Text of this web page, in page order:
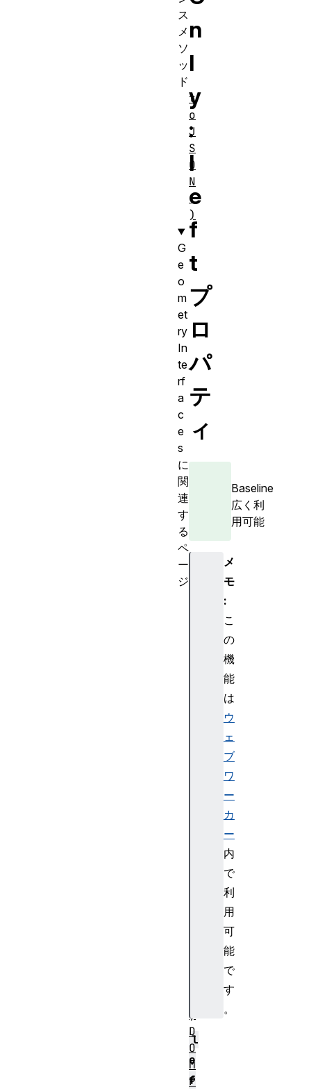
n
l
y
:
l
e
f
t
プ
ロ
パ
テ
ィ
Baseline
広く利
用可能
メ
モ
:
こ
の
機
能
は
ウ
ェ
ブ
ワ
ー
カ
ー
内
で
利
用
可
能
で
す
。
l
e
f
ス
メ
ソ
ッ
ド
t
o
J
S
O
N
(
)
G
e
o
m
et
ry
In
te
rf
a
c
e
s
に
関
連
す
る
ペ
ー
ジ
y
D
O
M
P